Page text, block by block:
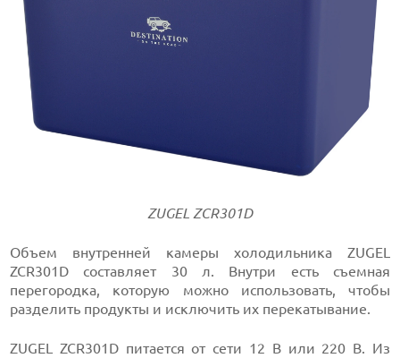
ZUGEL ZCR301D
Объем внутренней камеры холодильника ZUGEL
ZCR301D составляет 30 л. Внутри есть съемная
перегородка, которую можно использовать, чтобы
разделить продукты и исключить их перекатывание.
ZUGEL ZCR301D питается от сети 12 В или 220 В. Из